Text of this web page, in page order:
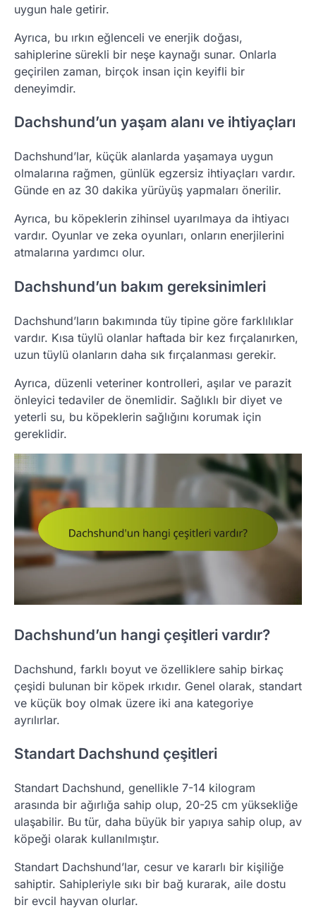
uygun hale getirir.
Ayrıca, bu ırkın eğlenceli ve enerjik doğası,
sahiplerine sürekli bir neşe kaynağı sunar. Onlarla
geçirilen zaman, birçok insan için keyifli bir
deneyimdir.
Dachshund’un yaşam alanı ve ihtiyaçları
Dachshund’lar, küçük alanlarda yaşamaya uygun
olmalarına rağmen, günlük egzersiz ihtiyaçları vardır.
Günde en az 30 dakika yürüyüş yapmaları önerilir.
Ayrıca, bu köpeklerin zihinsel uyarılmaya da ihtiyacı
vardır. Oyunlar ve zeka oyunları, onların enerjilerini
atmalarına yardımcı olur.
Dachshund’un bakım gereksinimleri
Dachshund’ların bakımında tüy tipine göre farklılıklar
vardır. Kısa tüylü olanlar haftada bir kez fırçalanırken,
uzun tüylü olanların daha sık fırçalanması gerekir.
Ayrıca, düzenli veteriner kontrolleri, aşılar ve parazit
önleyici tedaviler de önemlidir. Sağlıklı bir diyet ve
yeterli su, bu köpeklerin sağlığını korumak için
gereklidir.
Dachshund’un hangi çeşitleri vardır?
Dachshund, farklı boyut ve özelliklere sahip birkaç
çeşidi bulunan bir köpek ırkıdır. Genel olarak, standart
ve küçük boy olmak üzere iki ana kategoriye
ayrılırlar.
Standart Dachshund çeşitleri
Standart Dachshund, genellikle 7-14 kilogram
arasında bir ağırlığa sahip olup, 20-25 cm yüksekliğe
ulaşabilir. Bu tür, daha büyük bir yapıya sahip olup, av
köpeği olarak kullanılmıştır.
Standart Dachshund’lar, cesur ve kararlı bir kişiliğe
sahiptir. Sahipleriyle sıkı bir bağ kurarak, aile dostu
bir evcil hayvan olurlar.